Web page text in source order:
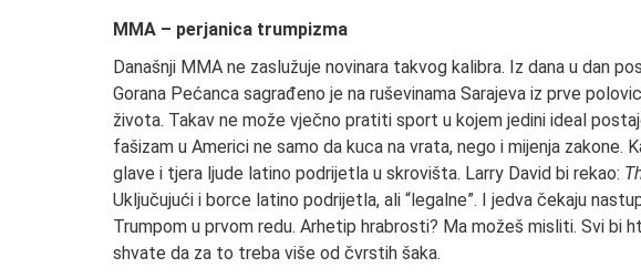
MMA – perjanica trumpizma
Današnji MMA ne zaslužuje novinara takvog kalibra. Iz dana u dan
Gorana Pećanca sagrađeno je na ruševinama Sarajeva iz prve
života. Takav ne može vječno pratiti sport u kojem jedini ideal
fašizam u Americi ne samo da kuca na vrata, nego i mijenja zakone.
glave i tjera ljude latino podrijetla u skrovišta. Larry David bi rekao:
Uključujući i borce latino podrijetla, ali “legalne”. I jedva čekaju
Trumpom u prvom redu. Arhetip hrabrosti? Ma možeš misliti. Svi bi
shvate da za to treba više od čvrstih šaka.